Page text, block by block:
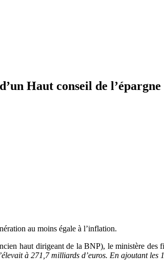
Haut conseil de
au moins égale à l’inflation.
haut dirigeant de la BNP), le ministère des
à 271,7 milliards d’euros. En ajoutant